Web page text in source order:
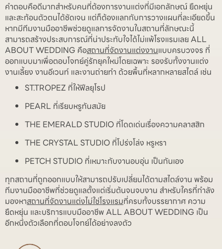
คำตอบคือดีมากสำหรับคนที่ต้องการงานแต่งที่มีเอกลักษณ์ ยืดหยุ่น
และสะท้อนตัวตนได้ชัดเจน แต่ก็ต้องแลกกับการวางแผนที่ละเอียดขึ้น
หากมีทีมงานมืออาชีพช่วยดูแลการจัดงานในสถานที่ลักษณะนี้
สามารถสร้างประสบการณ์ที่น่าประทับใจได้ไม่แพ้โรงแรมเลย ALL
ABOUT WEDDING คือสถานที่จัดงานแต่งงานแบบครบวงจร ที่
ออกแบบมาเพื่อตอบโจทย์คู่รักยุคใหม่โดยเฉพาะ รองรับทั้งงานแต่ง
งานเลี้ยง งานอีเวนท์ และงานถ่ายทำ ด้วยพื้นที่หลากหลายสไตล์ เช่น
ST.TROPEZ ที่ให้ฟีลยุโรป
PEARL ที่เรียบหรูทันสมัย
THE EMERALD STUDIO ที่โดดเด่นเรื่องความคลาสสิก
THE CRYSTAL STUDIO ที่โปร่งโล่ง หรูหรา
PETCH STUDIO ที่เหมาะกับงานอบอุ่น เป็นกันเอง
ทุกสถานที่ถูกออกแบบให้สามารถปรับเปลี่ยนได้ตามสไตล์งาน พร้อม
ทีมงานมืออาชีพที่ช่วยดูแลตั้งแต่เริ่มต้นจนจบงาน สำหรับใครที่กำลัง
มองหาสถานที่จัดงานแต่งไม่ใช่โรงแรมที่ครบทั้งบรรยากาศ ความ
ยืดหยุ่น และบริการแบบมืออาชีพ ALL ABOUT WEDDING เป็น
อีกหนึ่งตัวเลือกที่ตอบโจทย์ได้อย่างลงตัว